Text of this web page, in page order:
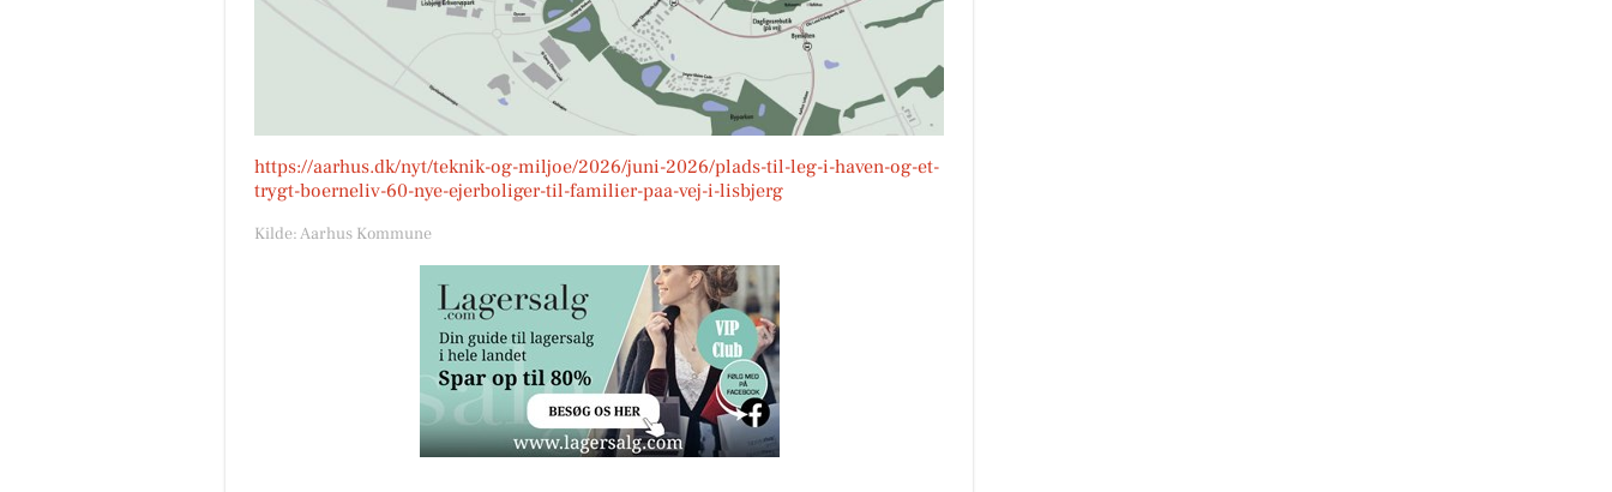
https://aarhus.dk/nyt/teknik-og-miljoe/2026/juni-2026/plads-til-leg-i-haven-og-et-
trygt-boerneliv-60-nye-ejerboliger-til-familier-paa-vej-i-lisbjerg
Kilde: Aarhus Kommune